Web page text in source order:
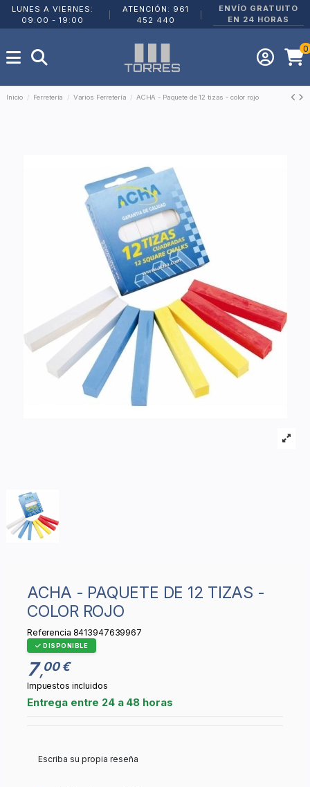
LUNES A VIERNES:
09:00 - 19:00
ATENCIÓN: 961
452 440
ENVÍO GRATUITO
EN 24 HORAS
0
Inicio Ferretería Varios Ferretería ACHA - Paquete de 12 tizas - color rojo
ACHA - PAQUETE DE 12 TIZAS -
COLOR ROJO
Referencia 8413947639967
DISPONIBLE
7,00 €
Impuestos incluidos
Entrega entre 24 a 48 horas
Escriba su propia reseña